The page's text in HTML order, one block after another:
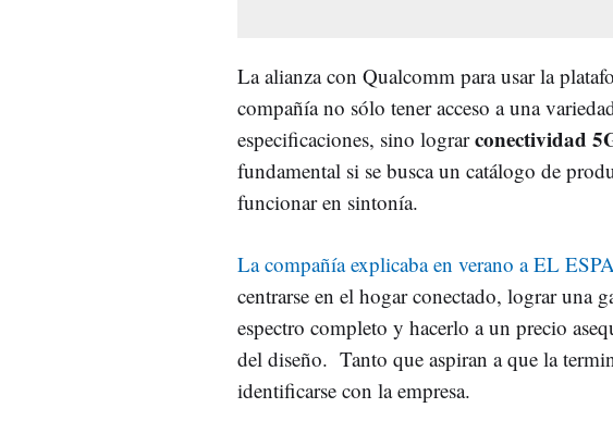
La alianza con Qualcomm para usar la
compañía no sólo tener acceso a una
especificaciones, sino lograrconectividad
fundamental si se busca un catálogo de
funcionar en sintonía.
La compañía explicaba en verano a EL
centrarse en el hogar conectado, lograr una
espectro completo y hacerlo a un precio
del diseño. Tanto que aspiran a que la
identificarse con la empresa.